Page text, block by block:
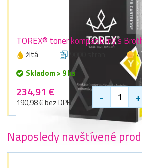
TOREX® toner kompatibilný s
žltá 9000 stran
Skladom > 9 ks
234,91 €
190,98 € bez DPH - +
Naposledy navštívené